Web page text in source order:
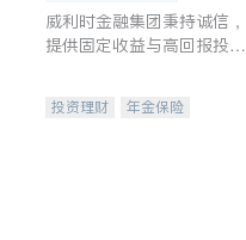
威利时金融集团秉持诚信，
提供固定收益与高回报投资
合，助力客户实现目标
投资理财
年金保险